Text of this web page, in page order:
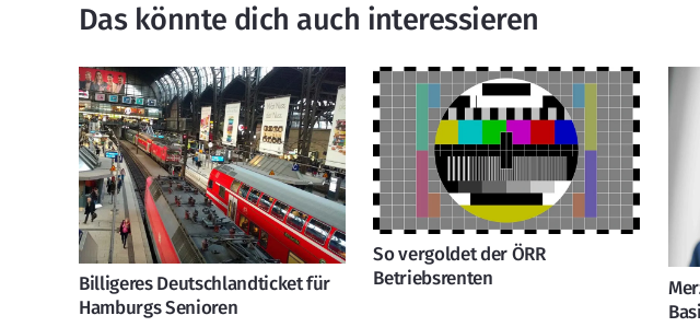
Das könnte dich auch interessieren
Billigeres Deutschlandticket für
Hamburgs Senioren
So vergoldet der ÖRR
Betriebsrenten